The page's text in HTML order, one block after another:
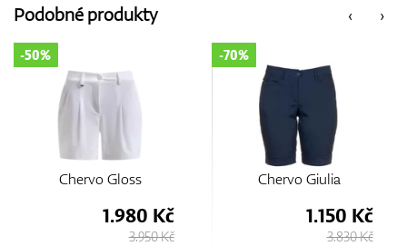
‹
Podobné produkty ›
Chervo Gloss
1.980 Kč
3.950 Kč
Chervo Giulia
1.150 Kč
3.830 Kč